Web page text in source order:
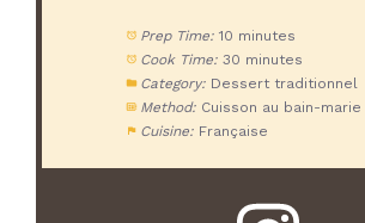
Prep Time: 10 minutes
Cook Time: 30 minutes
Category: Dessert traditionnel
Method: Cuisson au bain-
Cuisine: Française